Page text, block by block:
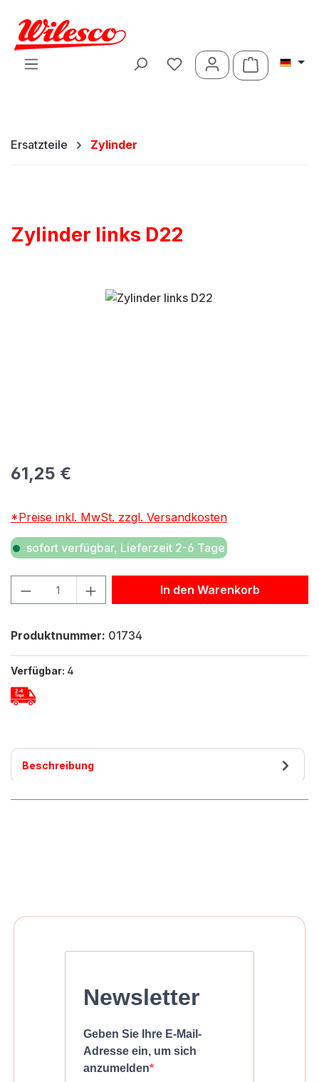
Zum Hauptinhalt springen
Ersatzteile Zylinder
Zylinder links D22
Bildergalerie überspringen
Regulärer Preis:
61,25 €
*Preise inkl. MwSt. zzgl. Versandkosten
sofort verfügbar, Lieferzeit 2-6 Tage
Produkt Anzahl: Gib den gewünschten Wert ein oder
In den Warenkorb
Produktnummer: 01734
Verfügbar: 4
Beschreibung
Newsletter
Geben Sie Ihre E-Mail-
Adresse ein, um sich
anzumelden